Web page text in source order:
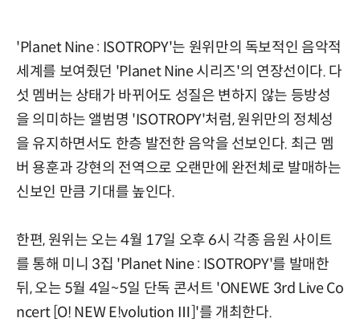
'Planet Nine : ISOTROPY'는 원위만의 독보적인 음악적
세계를 보여줬던 'Planet Nine 시리즈'의 연장선이다. 다
섯 멤버는 상태가 바뀌어도 성질은 변하지 않는 등방성
을 의미하는 앨범명 'ISOTROPY'처럼, 원위만의 정체성
을 유지하면서도 한층 발전한 음악을 선보인다. 최근 멤
버 용훈과 강현의 전역으로 오랜만에 완전체로 발매하는
신보인 만큼 기대를 높인다.
한편, 원위는 오는 4월 17일 오후 6시 각종 음원 사이트
를 통해 미니 3집 'Planet Nine : ISOTROPY'를 발매한
뒤, 오는 5월 4일~5일 단독 콘서트 'ONEWE 3rd Live Co
ncert [O! NEW E!volution Ⅲ]'를 개최한다.